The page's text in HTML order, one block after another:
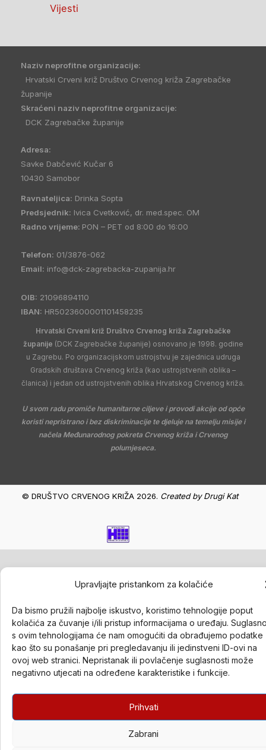
Upravljajte pristankom za kolačiće
Da bismo pružili najbolje iskustvo, koristimo tehnologije poput
kolačića za čuvanje i/ili pristup informacijama o uređaju.
s ovim tehnologijama će nam omogućiti da obrađujemo podatke
kao što su ponašanje pri pregledavanju ili jedinstveni ID-ovi na
ovoj web stranici. Nepristanak ili povlačenje suglasnosti može
negativno utjecati na određene karakteristike i funkcije.
Prihvati
Zabrani
Vijesti
Naziv neprofitne organizacije:
Hrvatski Crveni križ Društvo Crvenog križa Zagrebačke
županije
Skraćeni naziv neprofitne organizacije:
DCK Zagrebačke županije
Adresa:
Savke Dabčević Kučar 6
10430 Samobor
Ravnateljica: Drinka Sopta
Predsjednik: Ivica Cvetković, dr. med.spec. OM
Radno vrijeme: PON – PET od 8:00 do 16:00
Telefon: 01/3876-062
Email: info@dck-zagrebacka-zupanija.hr
OIB: 21096894110
IBAN: HR5023600001101458235
Hrvatski Crveni križ Društvo Crvenog križa Zagrebačke
županije (DCK Zagrebačke županije) osnovano je 1998. godine
u Zagrebu. Po organizacijskom ustrojstvu je zajednica udruga
Gradskih društava Crvenog križa (kao ustrojstvenih oblika –
članica) i jedan od ustrojstvenih oblika Hrvatskog Crvenog križa.
U svom radu promiče humanitarne ciljeve i provodi akcije od opće
koristi nepristrano i bez diskriminacije te djeluje na temelju misije i
načela Međunarodnog pokreta Crvenog križa i Crvenog
polumjeseca.
© DRUŠTVO CRVENOG KRIŽA 2026. Created byDrugi Kat